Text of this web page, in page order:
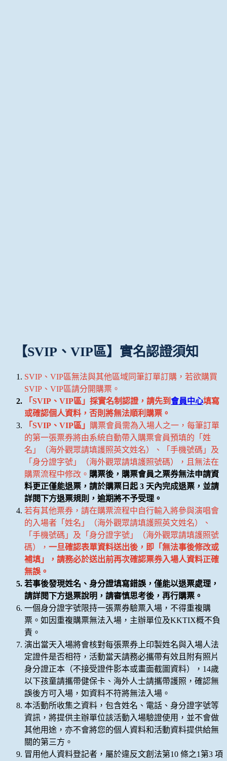
【SVIP、VIP區】實名認證須知
SVIP、VIP區無法與其他區域同筆訂單訂購，若欲購買
SVIP、VIP區請分開購票。
「SVIP、VIP區」採實名制認證，請先到 會員中心填寫
或確認個人資料，否則將無法順利購票。
「SVIP、VIP區」 購票會員需為入場人之一，每筆訂單
的第一張票券將由系統自動帶入購票會員預填的「姓
名」（海外觀眾請填護照英文姓名）、「手機號碼」及
「身分證字號」（海外觀眾請填護照號碼），且無法在
購票流程中修改。 購票後，購票會員之票券無法申請資
料更正僅能退票，請於購票日起 3 天內完成退票，並請
詳閱下方退票規則，逾期將不予受理。
若有其他票券，請在購票流程中自行輸入將參與演唱會
的入場者「姓名」（海外觀眾請填護照英文姓名）、
「手機號碼」及「身分證字號」（海外觀眾請填護照號
碼）， 一旦確認表單資料送出後，即「無法事後修改或
補填」，請務必於送出前再次確認票券入場人資料正確
無誤。
若事後發現姓名、身分證填寫錯誤，僅能以退票處理，
請詳閱下方退票說明，請審慎思考後，再行購票。
一個身分證字號限持一張票券驗票入場，不得重複購
票。如因重複購票無法入場，主辦單位及KKTIX概不負
責。
演出當天入場將會核對每張票券上印製姓名與入場人法
定證件是否相符，活動當天請務必攜帶有效且附有照片
身分證正本（不接受證件影本或畫面截圖資料），14歲
以下孩童請攜帶健保卡、海外人士請攜帶護照，確認無
誤後方可入場，如資料不符將無法入場。
本活動所收集之資料，包含姓名、電話、身分證字號等
資訊，將提供主辦單位該活動入場驗證使用，並不會做
其他用途，亦不會將您的個人資料和活動資料提供給無
關的第三方。
冒用他人資料登記者，屬於違反文創法第10 條之1第3 項